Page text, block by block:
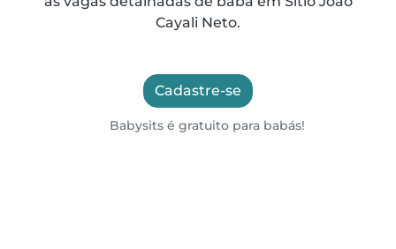
Cayali Neto.
Cadastre-se
Babysits é gratuito para babás!